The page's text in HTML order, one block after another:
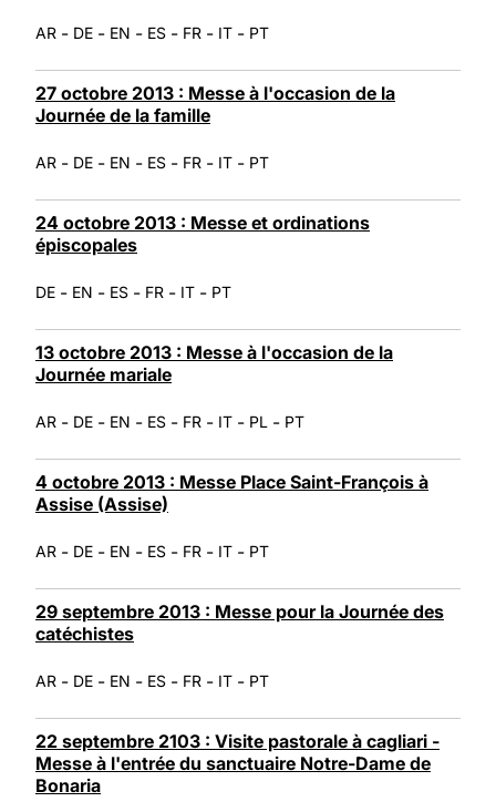
AR - DE - EN - ES - FR - IT - PT
27 octobre 2013 : Messe à l'occasion de la
Journée de la famille
AR - DE - EN - ES - FR - IT - PT
24 octobre 2013 : Messe et ordinations
épiscopales
DE - EN - ES - FR - IT - PT
13 octobre 2013 : Messe à l'occasion de la
Journée mariale
AR - DE - EN - ES - FR - IT - PL - PT
4 octobre 2013 : Messe Place Saint-François à
Assise (Assise)
AR - DE - EN - ES - FR - IT - PT
29 septembre 2013 : Messe pour la Journée des
catéchistes
AR - DE - EN - ES - FR - IT - PT
22 septembre 2103 : Visite pastorale à cagliari -
Messe à l'entrée du sanctuaire Notre-Dame de
Bonaria